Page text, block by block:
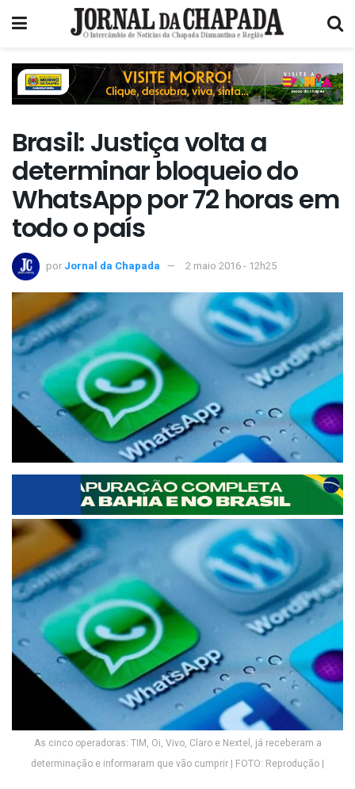
Brasil: Justiça volta a
determinar bloqueio do
WhatsApp por 72 horas em
todo o país
por Jornal da Chapada 2 maio 2016 - 12h25
As cinco operadoras: TIM, Oi, Vivo, Claro e Nextel, já receberam a
determinação e informaram que vão cumprir | FOTO: Reprodução |